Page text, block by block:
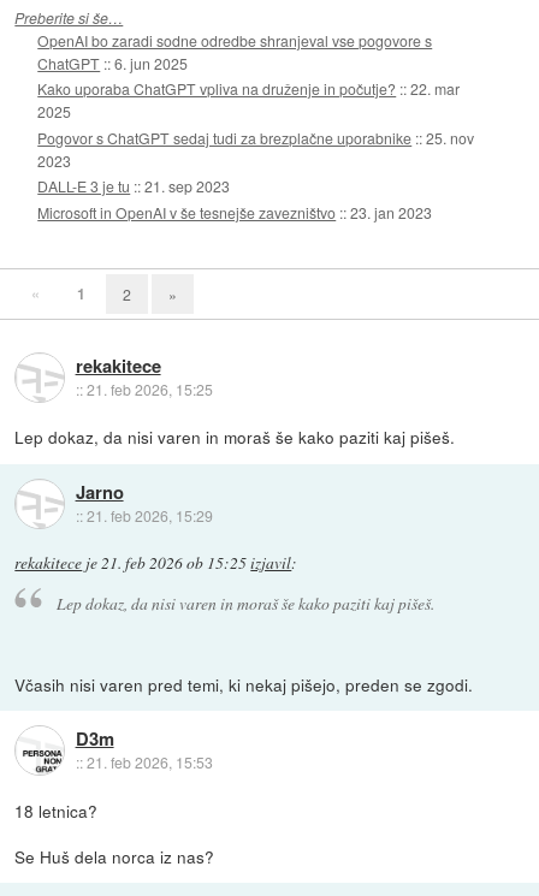
Preberite si še…
OpenAI bo zaradi sodne odredbe shranjeval vse pogovore s
ChatGPT ::6. jun 2025
Kako uporaba ChatGPT vpliva na druženje in počutje? ::22. mar
2025
Pogovor s ChatGPT sedaj tudi za brezplačne uporabnike ::25. nov
2023
DALL-E 3 je tu ::21. sep 2023
Microsoft in OpenAI v še tesnejše zavezništvo ::23. jan 2023
« 1 2 »
rekakitece
::21. feb 2026, 15:25
Lep dokaz, da nisi varen in moraš še kako paziti kaj pišeš.
Jarno
::21. feb 2026, 15:29
rekakitece je21. feb 2026 ob 15:25izjavil:
Lep dokaz, da nisi varen in moraš še kako paziti kaj pišeš.
Včasih nisi varen pred temi, ki nekaj pišejo, preden se zgodi.
D3m
::21. feb 2026, 15:53
18 letnica?
Se Huš dela norca iz nas?